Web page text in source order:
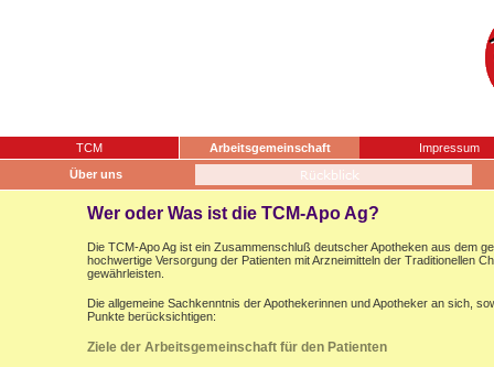
TCM Arbeitsgemeinschaft
Impressum
Über uns
Wer oder Was ist die TCM-Apo Ag?
Die TCM-Apo Ag ist ein Zusammenschluß deutscher Apotheken aus dem
hochwertige Versorgung der Patienten mit Arzneimitteln der Traditionellen
gewährleisten.
Die allgemeine Sachkenntnis der Apothekerinnen und Apotheker an sich,
Punkte berücksichtigen:
Ziele der Arbeitsgemeinschaft für den Patienten